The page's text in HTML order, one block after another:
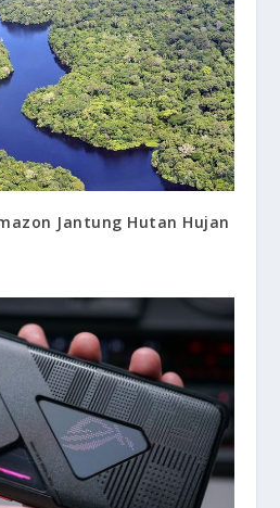
Jantung Hutan Hujan